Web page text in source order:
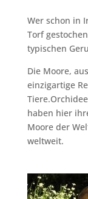
Wer schon in
Torf
typischen
Die Moore,
einzigartige
haben hier
Moore der
weltweit.